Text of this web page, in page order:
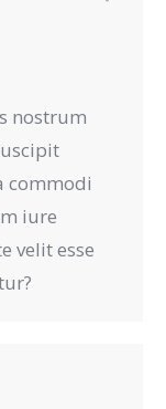
nostrum
commodi
iure
velit esse